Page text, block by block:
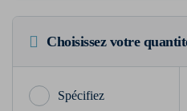
Choisissez votre